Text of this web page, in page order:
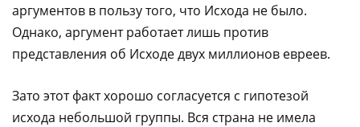
аргументов в пользу того, что Исхода не было.
Однако, аргумент работает лишь против
представления об Исходе двух миллионов евреев.
Зато этот факт хорошо согласуется с гипотезой
исхода небольшой группы. Вся страна не имела